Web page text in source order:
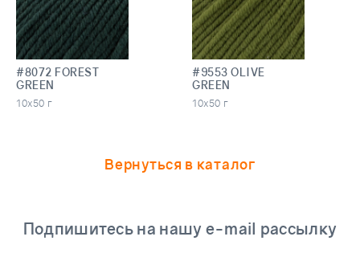
Вернуться в каталог
#8072 FOREST
GREEN
10х50 г
#9553 OLIVE
GREEN
10х50 г
Подпишитесь на нашу e-mail рассылку